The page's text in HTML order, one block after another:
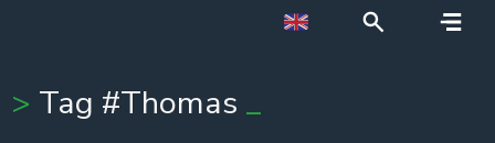
Tag #Thomas